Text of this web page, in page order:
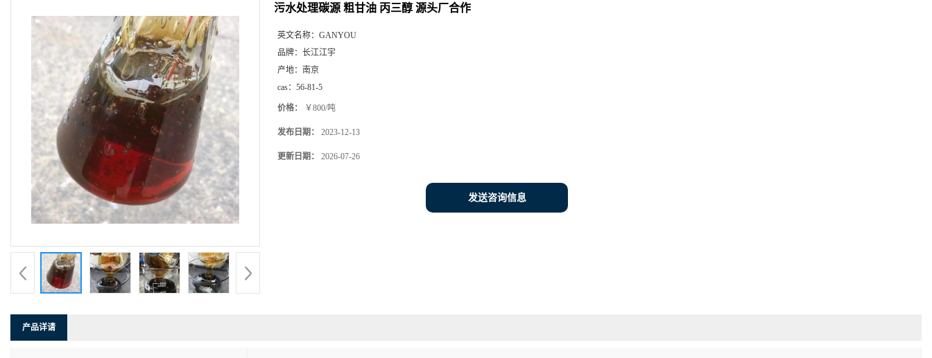
污水处理碳源 粗甘油 丙三醇 源头厂合作
英文名称： GANYOU
品牌： 长江江宇
产地： 南京
cas： 56-81-5
价格： ￥800/吨
发布日期： 2023-12-13
更新日期： 2026-07-26
发送咨询信息
产品详请